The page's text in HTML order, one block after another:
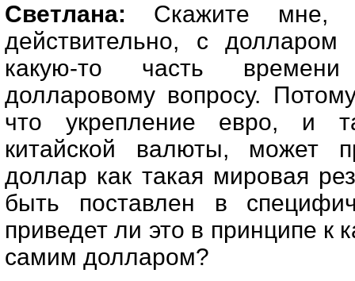
Светлана: Скажите мне,
действительно, с долларом
какую-то часть
долларовому вопросу.
что укрепление евро, и
китайской валюты, может
доллар как такая мировая
быть поставлен в
приведет ли это в принципе к
самим долларом?